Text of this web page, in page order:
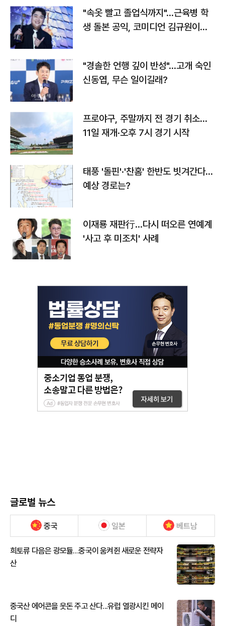
"속옷 빨고 졸업식까지"…근육병 학
생 돌본 공익, 코미디언 김규원이었
"경솔한 언행 깊이 반성"…고개 숙인
신동엽, 무슨 일이길래?
프로야구, 주말까지 전 경기 취소…
11일 재개·오후 7시 경기 시작
태풍 '돌핀'·'찬홈' 한반도 빗겨간다…
예상 경로는?
이재룡 재판行…다시 떠오른 연예계
'사고 후 미조치' 사례
글로벌 뉴스
중국 일본 베트남
희토류 다음은 광모듈…중국이 움켜쥔 새로운 전략자
산
중국산 에어콘을 웃돈 주고 산다...유럽 열광시킨 메이
디